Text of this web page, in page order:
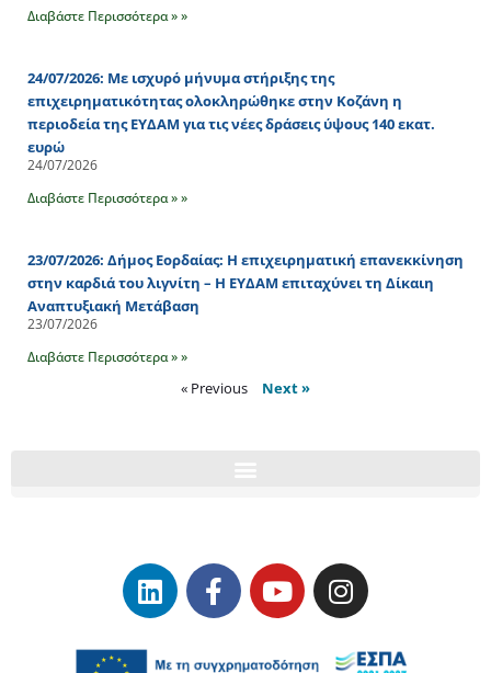
Διαβάστε Περισσότερα » »
24/07/2026: Με ισχυρό μήνυμα στήριξης της
επιχειρηματικότητας ολοκληρώθηκε στην Κοζάνη η
περιοδεία της ΕΥΔΑΜ για τις νέες δράσεις ύψους 140 εκατ.
ευρώ
24/07/2026
Διαβάστε Περισσότερα » »
23/07/2026: Δήμος Εορδαίας: Η επιχειρηματική επανεκκίνηση
στην καρδιά του λιγνίτη – Η ΕΥΔΑΜ επιταχύνει τη Δίκαιη
Αναπτυξιακή Μετάβαση
23/07/2026
Διαβάστε Περισσότερα » »
« Previous Next »